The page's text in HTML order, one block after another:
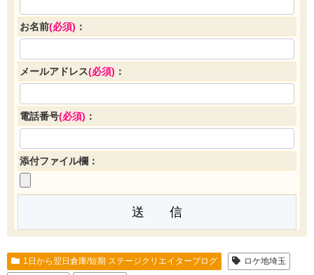
お名前(必須) ：
メールアドレス(必須) ：
電話番号(必須) ：
添付ファイル欄：
1日から翌日倉庫/短期 ステージクリエイターブログ
ロケ地埼玉